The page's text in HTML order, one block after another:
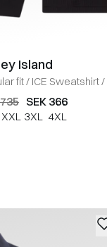
Island
fit/ ICE Sweatshirt/
SEK 366
XXL 3XL 4XL